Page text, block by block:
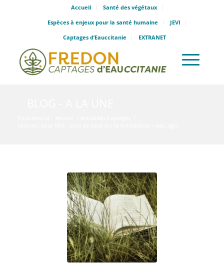
Accueil
Santé des végétaux
Espèces à enjeux pour la santé humaine
JEVI
Captages d’Eauccitanie
EXTRANET